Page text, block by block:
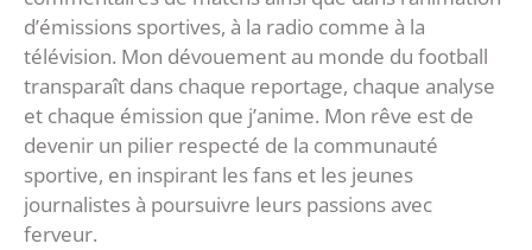
d’émissions sportives, à la radio comme à la
télévision. Mon dévouement au monde du football
transparaît dans chaque reportage, chaque analyse
et chaque émission que j’anime. Mon rêve est de
devenir un pilier respecté de la communauté
sportive, en inspirant les fans et les jeunes
journalistes à poursuivre leurs passions avec
ferveur.